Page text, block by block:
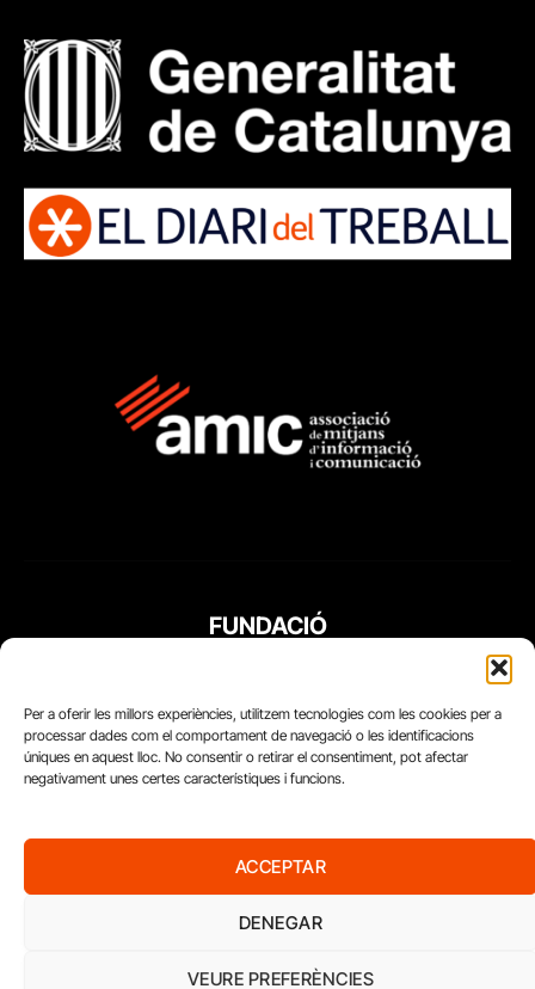
Per a oferir les millors experiències, utilitzem tecnologies com les cookies per a
processar dades com el comportament de navegació o les identificacions
úniques en aquest lloc. No consentir o retirar el consentiment, pot afectar
negativament unes certes característiques i funcions.
ACCEPTAR
DENEGAR
VEURE PREFERÈNCIES
FUNDACIÓ